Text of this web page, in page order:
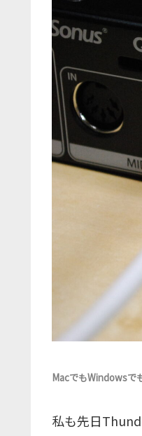
MacでもWindowsで
私も先日